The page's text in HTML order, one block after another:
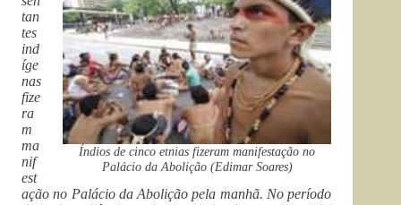
Índios de cinco etnias fizeram manifestação no
Palácio da Abolição (Edimar Soares)
tan
tes
ind
íge
nas
fize
ra
m
ma
nif
est
ação no Palácio da Abolição pela manhã. No período